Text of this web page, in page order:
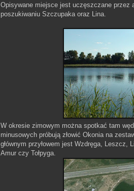
Opisywane miejsce jest uczęszczane przez
poszukiwaniu Szczupaka oraz Lina.
W okresie zimowym można spotkać tam
minusowych próbują złowić Okonia na
głównym przyłowem jest Wzdręga,
Amur czy Tołpyga.